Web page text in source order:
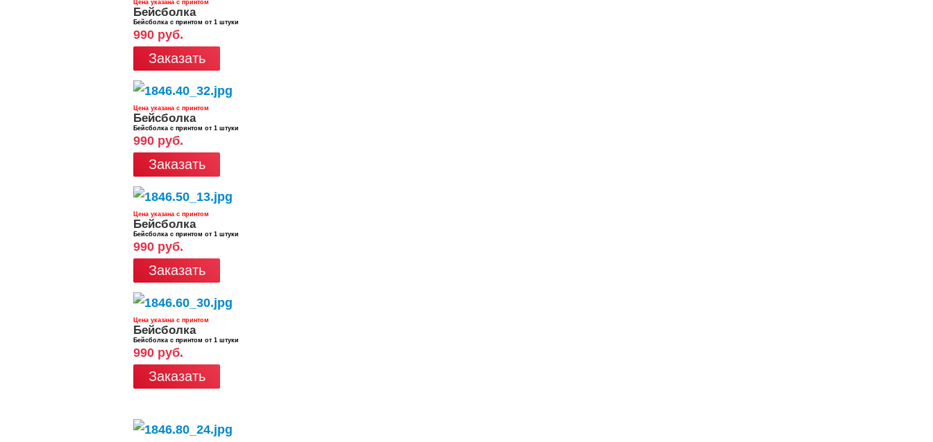
Цена указана с принтом
Бейсболка
Бейсболка с принтом от 1 штуки
990 руб.
Заказать
Цена указана с принтом
Бейсболка
Бейсболка с принтом от 1 штуки
990 руб.
Заказать
Цена указана с принтом
Бейсболка
Бейсболка с принтом от 1 штуки
990 руб.
Заказать
Цена указана с принтом
Бейсболка
Бейсболка с принтом от 1 штуки
990 руб.
Заказать